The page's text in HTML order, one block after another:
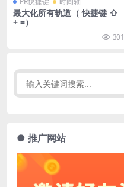
最大化所有轨道（ 快捷键 ⇧
+ =）
301
● 推广网站